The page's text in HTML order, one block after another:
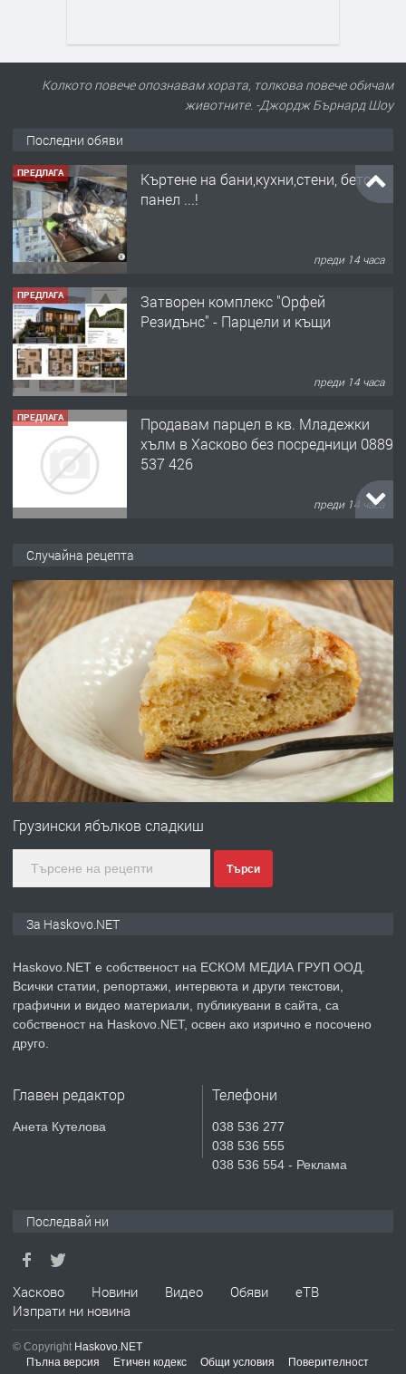
Колкото повече опознавам хората, толкова повече обичам
животните. -Джордж Бърнард Шоу
Последни обяви
ПРЕДЛАГА
Къртене на бани,кухни,стени, бетон,
панел ...!
преди 14 часа
ПРЕДЛАГА
Затворен комплекс "Орфей
Резидънс" - Парцели и къщи
преди 14 часа
ПРЕДЛАГА
Продавам парцел в кв. Младежки
хълм в Хасково без посредници 0889
537 426
преди 14 часа
преди 14 часа
ПРЕДЛАГА Под НАЕМ двустаен Орфей
преди 3 дни
ПРЕДЛАГА
Нов апартамент на ул. Липа до
преди 4 дни
ПРЕДЛАГА
НАПЪЛНО ОБЗАВЕДЕН И
Давам гараж под наем
Любен Каравелов, Хасково-близо до
преди 6 дни
Случайна рецепта
Грузински ябълков сладкиш
Търси
За Haskovo.NET
Haskovo.NET е собственост на ЕСКОМ МЕДИА ГРУП ООД.
Всички статии, репортажи, интервюта и други текстови,
графични и видео материали, публикувани в сайта, са
собственост на Haskovo.NET, освен ако изрично е посочено
друго.
Главен редактор
Анета Кутелова
Телефони
038 536 277
038 536 555
038 536 554 - Реклама
Последвай ни
Хасково Новини Видео Обяви
еТВ
Изпрати ни новина
© Copyright Haskovo.NET
Пълна версия
Етичен кодекс Общи условия
Поверителност